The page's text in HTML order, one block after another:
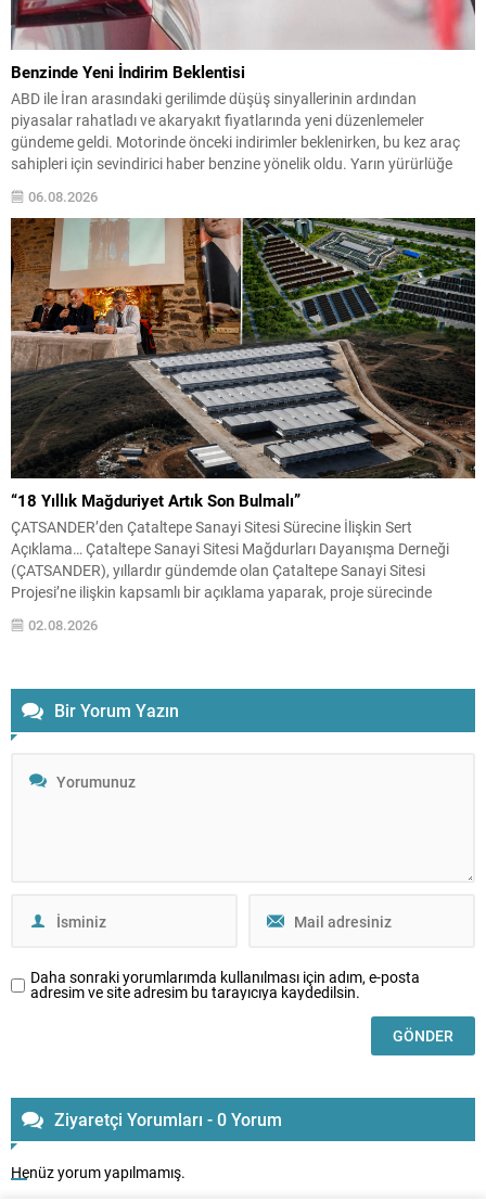
Benzinde Yeni İndirim Beklentisi
ABD ile İran arasındaki gerilimde düşüş sinyallerinin ardından
piyasalar rahatladı ve akaryakıt fiyatlarında yeni düzenlemeler
gündeme geldi. Motorinde önceki indirimler beklenirken, bu kez araç
sahipleri için sevindirici haber benzine yönelik oldu. Yarın yürürlüğe
4,35 TL seviyesinde bir düşüş yapılması planlanıyor. Ancak son
karar...
06.08.2026
“18 Yıllık Mağduriyet Artık Son Bulmalı”
ÇATSANDER’den Çataltepe Sanayi Sitesi Sürecine İlişkin Sert
Açıklama… Çataltepe Sanayi Sitesi Mağdurları Dayanışma Derneği
(ÇATSANDER), yıllardır gündemde olan Çataltepe Sanayi Sitesi
Projesi’ne ilişkin kapsamlı bir açıklama yaparak, proje sürecinde
yaşandığını öne sürdükleri hukuka aykırılıkların ve mağduriyetlerin
araştırılmasını istedi. Dernek yönetimi, yaklaşık 18 yıldır devam eden
02.08.2026
Bir Yorum Yazın
Daha sonraki yorumlarımda kullanılması için adım, e-posta
adresim ve site adresim bu tarayıcıya kaydedilsin.
Ziyaretçi Yorumları - 0 Yorum
Henüz yorum yapılmamış.